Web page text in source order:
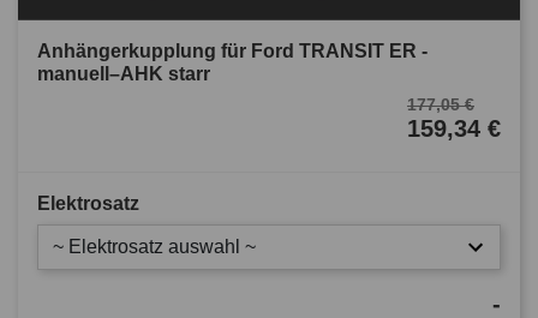
Anhängerkupplung für Ford TRANSIT ER -
manuell–AHK starr
177,05 €
159,34 €
Elektrosatz
~ Elektrosatz auswahl ~
-